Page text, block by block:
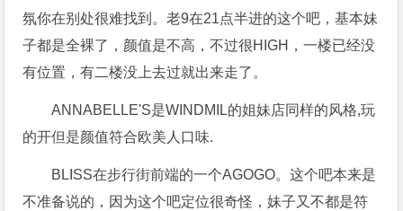
氛你在别处很难找到。老9在21点半进的这个吧，基本妹
子都是全裸了，颜值是不高，不过很HIGH，一楼已经没
有位置，有二楼没上去过就出来走了。
ANNABELLE'S是WINDMIL的姐妹店同样的风格,玩
的开但是颜值符合欧美人口味.
BLISS在步行街前端的一个AGOGO。这个吧本来是
不准备说的，因为这个吧定位很奇怪，妹子又不都是符